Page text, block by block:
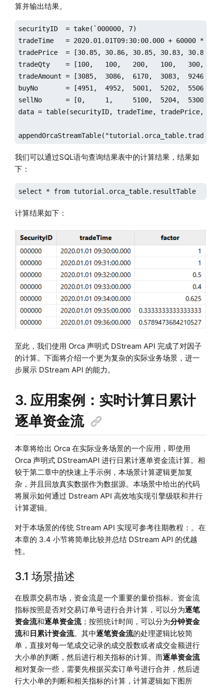
算并输出结果。
securityID  = take(`000000, 7)
tradeTime   = 2020.01.01T09:30:00.000 + 60000 *
tradePrice  = [30.85, 30.86, 30.85, 30.83, 30.82,
tradeQty    = [100,   100,   200,   100,   300,
tradeAmount = [3085,  3086,  6170,  3083,  9246,
buyNo       = [4951,  4952,  5001,  5202,  5506,
sellNo      = [0,     1,     5100,  5204,  5300,
data = table(securityID, tradeTime, tradePrice,
我们可以通过SQL语句查询结果表中的计算结果，结果如
下：
select * from tutorial.orca_table.resultTable
计算结果如下：
至此，我们使用 Orca 声明式 DStream API 完成了对因子
的计算。下面将介绍一个更为复杂的实际业务场景，进一
步展示 DStream API 的能力。
3. 应用案例：实时计算日累计
逐单资金流
本章将给出 Orca 在实际业务场景的一个应用，即使用
Orca 声明式 DStreamAPI 进行日累计逐单资金流计算。相
较于第二章中的快速上手示例，本场景计算逻辑更加复
杂，并且回放真实数据作为数据源。本场景中给出的代码
将展示如何通过 Dstream API 高效地实现引擎级联和并行
计算逻辑。
对于本场景的传统 Stream API 实现可参考往期教程：。在
本章的 3.4 小节将简单比较并总结 DStream API 的优越
性。
3.1 场景描述
在股票交易市场，资金流是一个重要的量价指标。资金流
指标按照是否对交易订单号进行合并计算，可以分为逐笔
资金流和逐单资金流；按照统计时间，可以分为分钟资金
流和 日累计资金流。其中逐笔资金流的处理逻辑比较简
单，直接对每一笔成交记录的成交股数或者成交金额进行
大小单的判断，然后进行相关指标的计算。而逐单资金流
相对复杂一些，需要先根据买卖订单号进行合并，然后进
行大小单的判断和相关指标的计算，计算逻辑如下图所